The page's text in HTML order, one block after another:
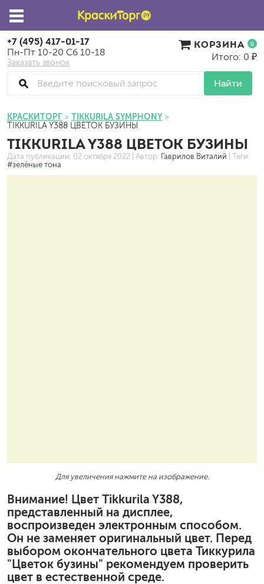
+7 (495) 417-01-17
Пн-Пт 10-20 Сб 10-18
Заказать звонок
Найти
КОРЗИНА 0
Итого: 0 ₽
КРАСКИТОРГ TIKKURILA SYMPHONY
TIKKURILA Y388 ЦВЕТОК БУЗИНЫ
TIKKURILA Y388 ЦВЕТОК БУЗИНЫ
Дата публикации: 02 октября 2022 | Автор: Гаврилов Виталий | Теги:
#зелёные тона
Для увеличения нажмите на изображение.
Внимание! Цвет Tikkurila Y388,
представленный на дисплее,
воспроизведен электронным способом.
Он не заменяет оригинальный цвет. Перед
выбором окончательного цвета Тиккурила
"Цветок бузины" рекомендуем проверить
цвет в естественной среде.